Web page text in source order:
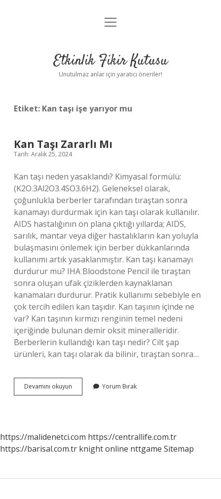
Anasayfa
Yasal Uyarı
menüyü
Etkinlik Fikir Kutusu
Unutulmaz anlar için yaratıcı öneriler!
Etiket: Kan taşı işe yarıyor mu
Kan Taşı Zararlı Mı
Tarih: Aralık 25, 2024
Kan taşı neden yasaklandı? Kimyasal formülü:
(K2O.3Al2O3.4SO3.6H2). Geleneksel olarak,
çoğunlukla berberler tarafından tıraştan sonra
kanamayı durdurmak için kan taşı olarak kullanılır.
AIDS hastalığının ön plana çıktığı yıllarda; AIDS,
sarılık, mantar veya diğer hastalıkların kan yoluyla
bulaşmasını önlemek için berber dükkanlarında
kullanımı artık yasaklanmıştır. Kan taşı kanamayı
durdurur mu? IHA Bloodstone Pencil ile tıraştan
sonra oluşan ufak çiziklerden kaynaklanan
kanamaları durdurur. Pratik kullanımı sebebiyle en
çok tercih edilen kan taşıdır. Kan taşının içinde ne
var? Kan taşının kırmızı renginin temel nedeni
içeriğinde bulunan demir oksit mineralleridir.
Berberlerin kullandığı kan taşı nedir? Cilt şap
ürünleri, kan taşı olarak da bilinir, tıraştan sonra…
Devamını okuyun
Taşı
Yorum Bırak
https://malidenetci.com https://centrallife.com.tr
https://barisal.com.tr knight online nttgame Sitemap